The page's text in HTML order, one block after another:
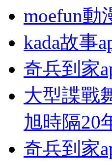
moefun動
kada故事
奇兵到家
大型諜戰
旭時隔20
奇兵到家